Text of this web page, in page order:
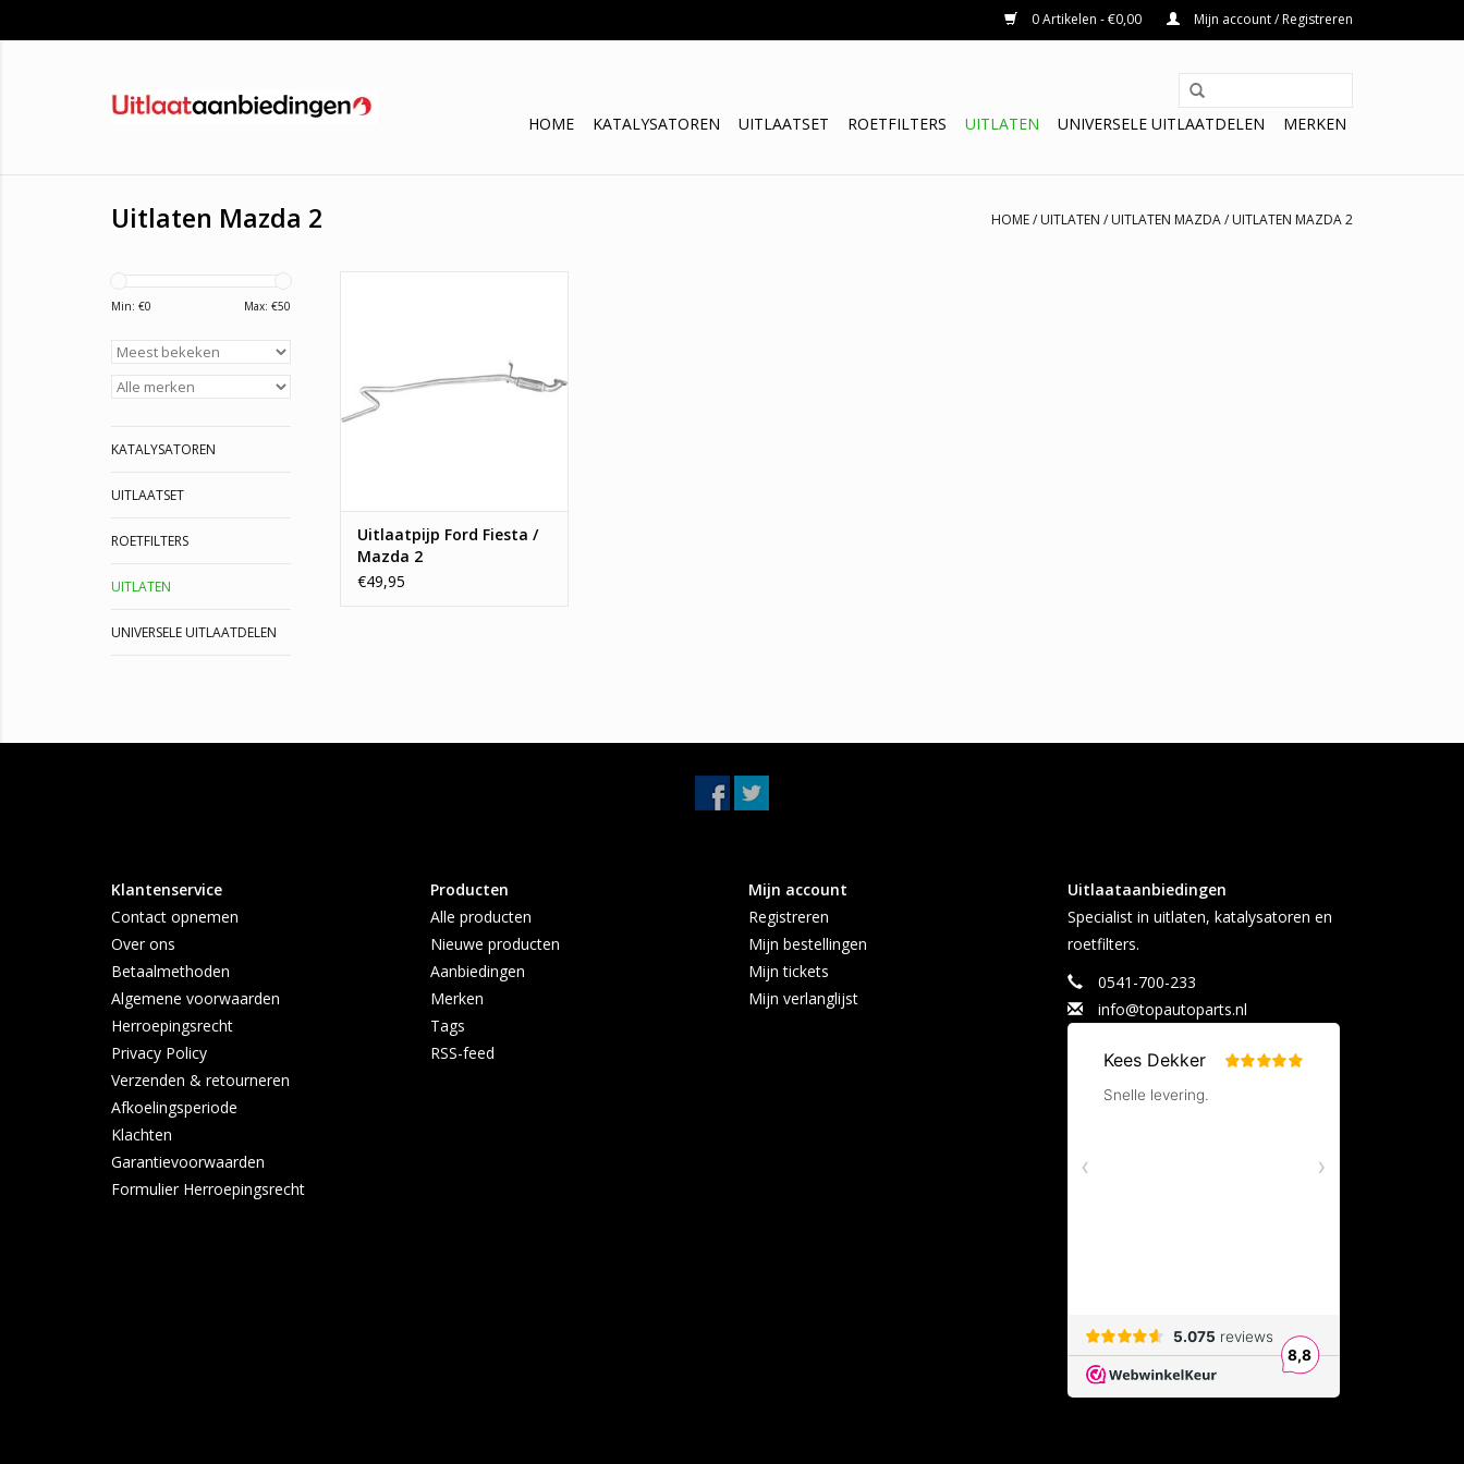
0 Artikelen - €0,00 Mijn account / Registreren
HOME KATALYSATOREN UITLAATSET ROETFILTERS UITLATEN UNIVERSELE UITLAATDELEN MERKEN
Uitlaten Mazda 2 HOME/ UITLATEN / UITLATEN MAZDA/ UITLATEN MAZDA 2
Min: €0 Max: €50
KATALYSATOREN
UITLAATSET
ROETFILTERS
UITLATEN
UNIVERSELE UITLAATDELEN
Uitlaatpijp Ford Fiesta /
Mazda 2
€49,95
Klantenservice
Contact opnemen
Over ons
Betaalmethoden
Algemene voorwaarden
Herroepingsrecht
Privacy Policy
Verzenden & retourneren
Afkoelingsperiode
Klachten
Garantievoorwaarden
Formulier Herroepingsrecht
Producten
Alle producten
Nieuwe producten
Aanbiedingen
Merken
Tags
RSS-feed
Mijn account
Registreren
Mijn bestellingen
Mijn tickets
Mijn verlanglijst
Uitlaataanbiedingen
Specialist in uitlaten, katalysatoren en
roetfilters.
0541-700-233
info@topautoparts.nl